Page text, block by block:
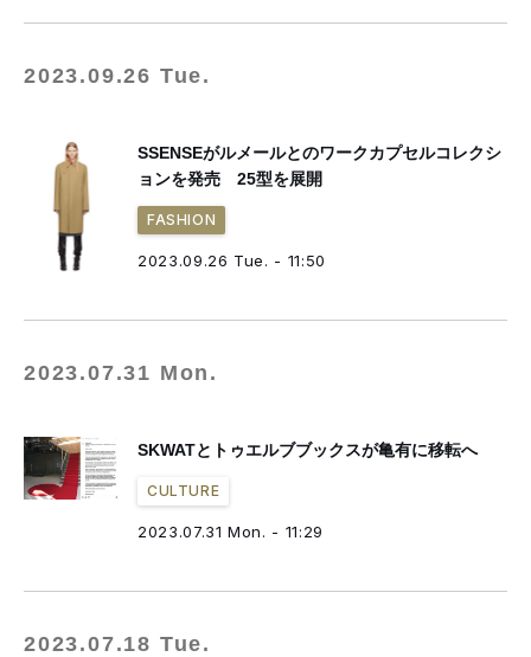
2023.09.26 Tue.
SSENSEがルメールとのワークカプセルコレクシ
ョンを発売 25型を展開
FASHION
2023.09.26 Tue. - 11:50
2023.07.31 Mon.
SKWATとトゥエルブブックスが亀有に移転へ
CULTURE
2023.07.31 Mon. - 11:29
2023.07.18 Tue.